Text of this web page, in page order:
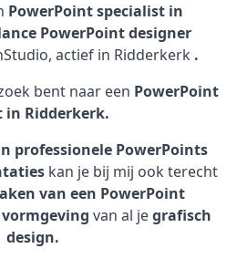
PowerPoint specialist in
PowerPoint designer
actief in Ridderkerk .
bent naar een PowerPoint
in Ridderkerk.
professionele PowerPoints
kan je bij mij ook terecht
van een PowerPoint
vormgeving van al jegrafisch
design.